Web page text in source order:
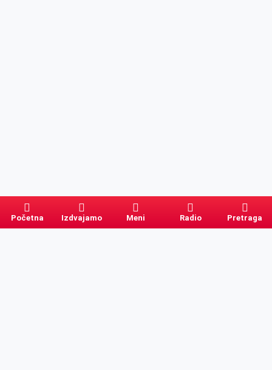
Početna Izdvajamo Meni Radio Pretraga